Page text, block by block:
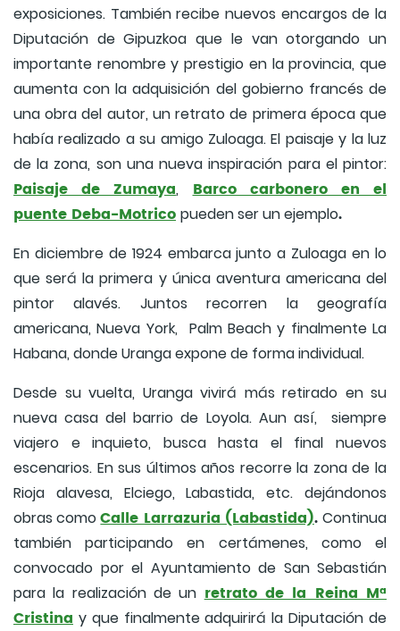
exposiciones. También recibe nuevos encargos de la
Diputación de Gipuzkoa que le van otorgando un
importante renombre y prestigio en la provincia, que
aumenta con la adquisición del gobierno francés de
una obra del autor, un retrato de primera época que
había realizado a su amigo Zuloaga. El paisaje y la luz
de la zona, son una nueva inspiración para el pintor:
Paisaje de Zumaya,
Barco carbonero en el
puente Deba-Motrico pueden ser un ejemplo.
En diciembre de 1924 embarca junto a Zuloaga en lo
que será la primera y única aventura americana del
pintor alavés. Juntos recorren la geografía
americana, Nueva York, Palm Beach y finalmente La
Habana, donde Uranga expone de forma individual.
Desde su vuelta, Uranga vivirá más retirado en su
nueva casa del barrio de Loyola. Aun así, siempre
viajero e inquieto, busca hasta el final nuevos
escenarios. En sus últimos años recorre la zona de la
Rioja alavesa, Elciego, Labastida, etc. dejándonos
obras comoCalle Larrazuria (Labastida).Continua
también participando en certámenes, como el
convocado por el Ayuntamiento de San Sebastián
para la realización de un retrato de la Reina Mª
Cristina y que finalmente adquirirá la Diputación de